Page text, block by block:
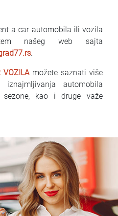
a car automobila ili vozila
našeg web sajta
.
VOZILAmožete saznati više
automobila
kao i druge važe